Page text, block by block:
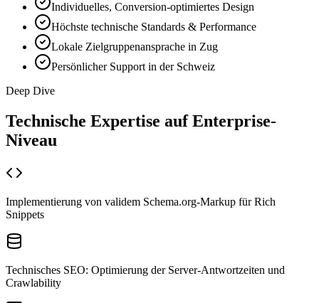
Individuelles, Conversion-optimiertes Design
Höchste technische Standards & Performance
Lokale Zielgruppenansprache in Zug
Persönlicher Support in der Schweiz
Deep Dive
Technische Expertise auf Enterprise-
Niveau
Implementierung von validem Schema.org-Markup für Rich
Snippets
Technisches SEO: Optimierung der Server-Antwortzeiten und
Crawlability